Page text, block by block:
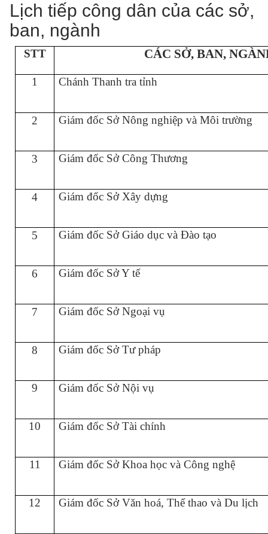
Lịch tiếp công dân của các sở,
ban, ngành
STT CÁC SỞ, BAN,
1 Chánh Thanh tra tỉnh
2 Giám đốc Sở Nông nghiệp và Môi trường
3 Giám đốc Sở Công Thương
4 Giám đốc Sở Xây dựng
5 Giám đốc Sở Giáo dục và Đào tạo
6 Giám đốc Sở Y tế
7 Giám đốc Sở Ngoại vụ
8 Giám đốc Sở Tư pháp
9 Giám đốc Sở Nội vụ
10 Giám đốc Sở Tài chính
11 Giám đốc Sở Khoa học và Công nghệ
12 Giám đốc Sở Văn hoá, Thể thao và Du lịch